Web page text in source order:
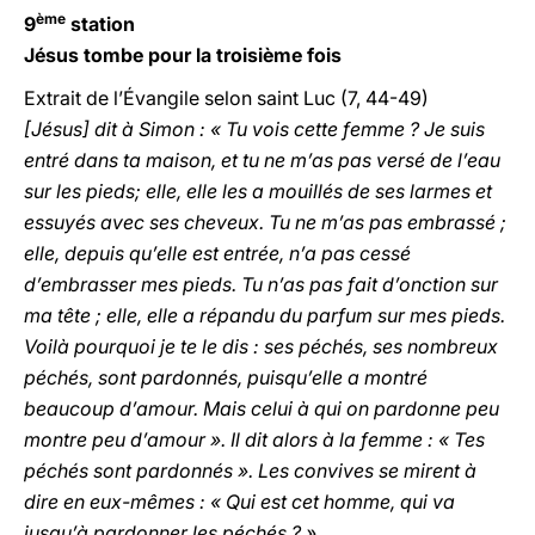
9ème station
Jésus tombe pour la troisième fois
Extrait de l’Évangile selon saint Luc (7, 44-49)
[Jésus] dit à Simon : « Tu vois cette femme ? Je suis
entré dans ta maison, et tu ne m’as pas versé de l’eau
sur les pieds; elle, elle les a mouillés de ses larmes et
essuyés avec ses cheveux. Tu ne m’as pas embrassé ;
elle, depuis qu’elle est entrée, n’a pas cessé
d’embrasser mes pieds. Tu n’as pas fait d’onction sur
ma tête ; elle, elle a répandu du parfum sur mes pieds.
Voilà pourquoi je te le dis : ses péchés, ses nombreux
péchés, sont pardonnés, puisqu’elle a montré
beaucoup d’amour. Mais celui à qui on pardonne peu
montre peu d’amour ». Il dit alors à la femme : « Tes
péchés sont pardonnés ». Les convives se mirent à
dire en eux-mêmes : « Qui est cet homme, qui va